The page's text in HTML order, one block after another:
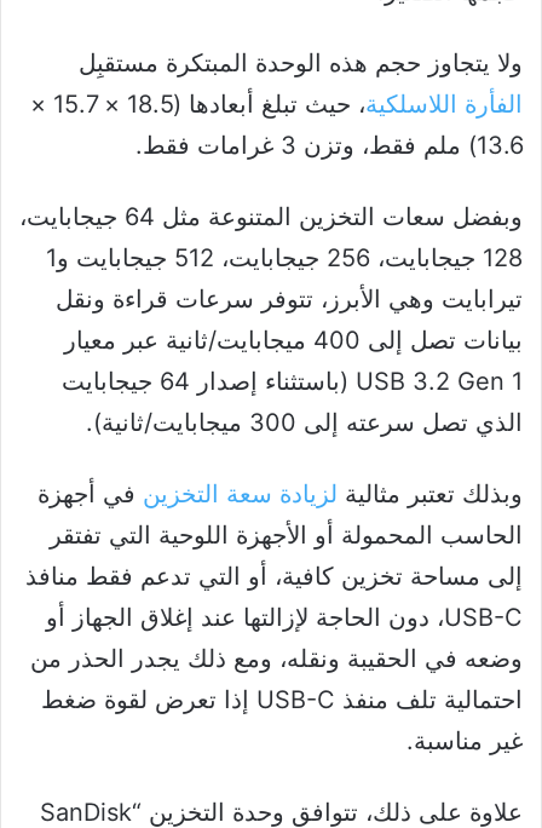
ولا يتجاوز حجم هذه الوحدة المبتكرة مستقبِل
الفأرة اللاسلكية
، حيث تبلغ أبعادها (18.5 × 15.7 ×
13.6) ملم فقط، وتزن 3 غرامات فقط.
وبفضل سعات التخزين المتنوعة مثل 64 جيجابايت،
128 جيجابايت، 256 جيجابايت، 512 جيجابايت و1
تيرابايت وهي الأبرز، تتوفر سرعات قراءة ونقل
بيانات تصل إلى 400 ميجابايت/ثانية عبر معيار
USB 3.2 Gen 1 (باستثناء إصدار 64 جيجابايت
الذي تصل سرعته إلى 300 ميجابايت/ثانية).
وبذلك تعتبر مثالية لزيادة سعة التخزين في أجهزة
الحاسب المحمولة أو الأجهزة اللوحية التي تفتقر
إلى مساحة تخزين كافية، أو التي تدعم فقط منافذ
USB-C، دون الحاجة لإزالتها عند إغلاق الجهاز أو
وضعه في الحقيبة ونقله، ومع ذلك يجدر الحذر من
احتمالية تلف منفذ USB-C إذا تعرض لقوة ضغط
غير مناسبة.
علاوة على ذلك، تتوافق وحدة التخزين “SanDisk